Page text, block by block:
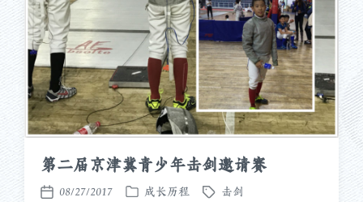
第二届京津冀青少年击剑邀请赛
08/27/2017
发
成长历程
标
击剑